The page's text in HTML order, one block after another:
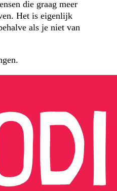
die graag meer
Het is eigenlijk
als je niet van